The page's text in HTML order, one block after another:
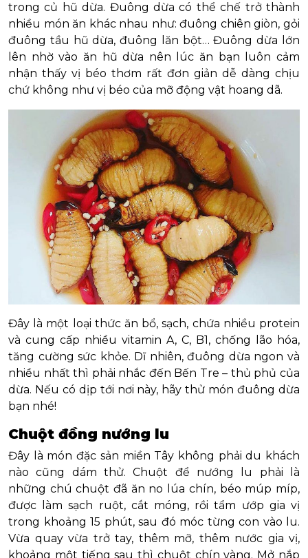
trong củ hũ dừa. Đuông dừa có thể chế trở thành
nhiều món ăn khác nhau như: đuông chiên giòn, gỏi
đuông tầu hũ dừa, đuông lăn bột… Đuông dừa lớn
lên nhờ vào ăn hũ dừa nên lúc ăn bạn luôn cảm
nhận thấy vị béo thơm rất đơn giản dễ dàng chịu
chứ không như vị béo của mỡ động vật hoang dã.
Đây là một loại thức ăn bổ, sạch, chứa nhiều protein
và cung cấp nhiều vitamin A, C, B1, chống lão hóa,
tăng cường sức khỏe. Dĩ nhiên, đuông dừa ngon và
nhiều nhất thì phải nhắc đến Bến Tre – thủ phủ của
dừa. Nếu có dịp tới nơi này, hãy thử món đuông dừa
bạn nhé!
Chuột đồng nướng lu
Đây là món đặc sản miền Tây không phải du khách
nào cũng dám thử. Chuột để nướng lu phải là
những chú chuột đã ăn no lúa chín, béo múp míp,
được làm sạch ruột, cắt móng, rồi tẩm ướp gia vị
trong khoảng 15 phút, sau đó móc từng con vào lu.
Vừa quay vừa trở tay, thêm mỡ, thêm nước gia vị,
khoảng một tiếng sau thì chuột chín vàng. Mở nắp